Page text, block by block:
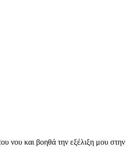
νου και βοηθά την εξέλιξη μου στην